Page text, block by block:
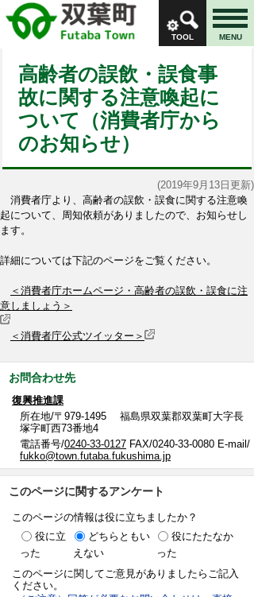
TOOL MENU
高齢者の誤飲・誤食事
故に関する注意喚起に
ついて（消費者庁から
のお知らせ）
(2019年9月13日更新)
消費者庁より、高齢者の誤飲・誤食に関する注意喚
起について、周知依頼がありましたので、お知らせし
ます。
詳細については下記のページをご覧ください。
＜消費者庁ホームページ・高齢者の誤飲・誤食に注
意しましょう＞
＜消費者庁公式ツイッター＞
お問合わせ先
復興推進課
所在地/〒979-1495 福島県双葉郡双葉町大字長
塚字町西73番地4
電話番号/0240-33-0127 FAX/0240-33-0080 E-mail/
fukko@town.futaba.fukushima.jp
このページに関するアンケート
このページの情報は役に立ちましたか？
役に立
った
どちらともい
えない
役にたたなか
った
このページに関してご意見がありましたらご記入
ください。